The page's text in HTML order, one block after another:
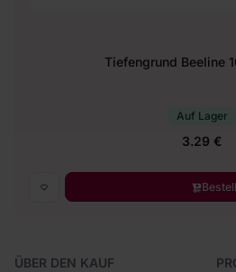
Tiefengrund Beeline
Auf Lager
3.29 €
ÜBER DEN KAUF